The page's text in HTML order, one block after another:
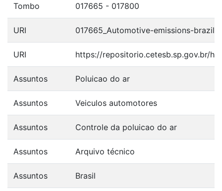
Tombo 017665 - 017800
URI 017665_Automotive-emissions-
URI https://repositorio.cetesb.sp.gov.br/
Assuntos Poluicao do ar
Assuntos Veiculos automotores
Assuntos Controle da poluicao do ar
Assuntos Arquivo técnico
Assuntos Brasil